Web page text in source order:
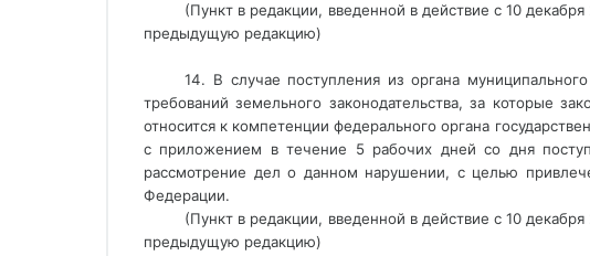
(Пункт в редакции, введенной в действие с 10
предыдущую редакцию)
14. В случае поступления из органа
требований земельного законодательства, за которые
относится к компетенции федерального органа
с приложением в течение 5 рабочих дней со дня
рассмотрение дел о данном нарушении, с целью
Федерации.
(Пункт в редакции, введенной в действие с 10
предыдущую редакцию)